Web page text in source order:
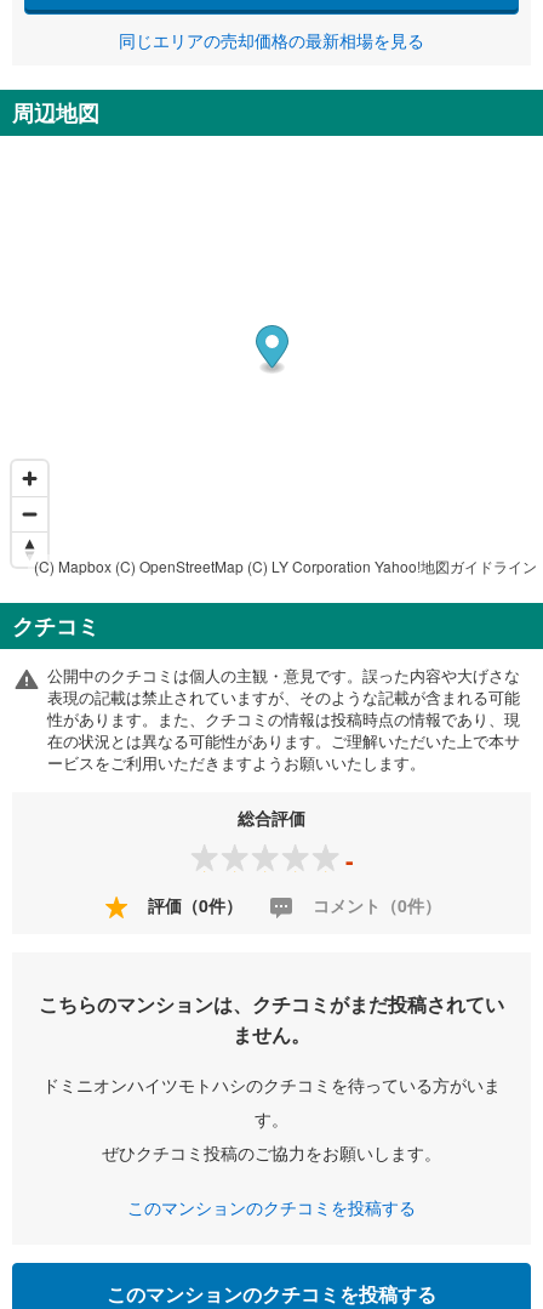
同じエリアの売却価格の最新相場を見る
周辺地図
(C) Mapbox (C) OpenStreetMap (C) LY Corporation Yahoo!地図ガイドライン
クチコミ
公開中のクチコミは個人の主観・意見です。誤った内容や大げさな
表現の記載は禁止されていますが、そのような記載が含まれる可能
性があります。また、クチコミの情報は投稿時点の情報であり、現
在の状況とは異なる可能性があります。ご理解いただいた上で本サ
ービスをご利用いただきますようお願いいたします。
総合評価
-
評価（0件） コメント（0件）
こちらのマンションは、クチコミがまだ投稿されてい
ません。
ドミニオンハイツモトハシのクチコミを待っている方がいま
す。
ぜひクチコミ投稿のご協力をお願いします。
このマンションのクチコミを投稿する
このマンションのクチコミを投稿する